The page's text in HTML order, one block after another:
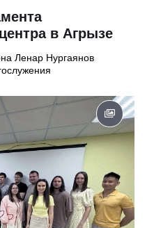
в Агрызе
Ленар Нургаянов